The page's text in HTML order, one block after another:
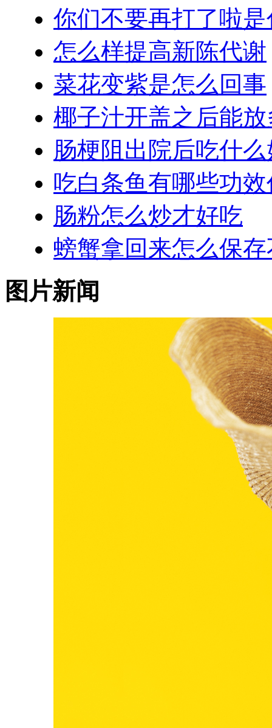
你们不要再打了啦
怎么样提高新陈代谢
菜花变紫是怎么回事
椰子汁开盖之后能
肠梗阻出院后吃什么
吃白条鱼有哪些功
肠粉怎么炒才好吃
螃蟹拿回来怎么保
图片新闻